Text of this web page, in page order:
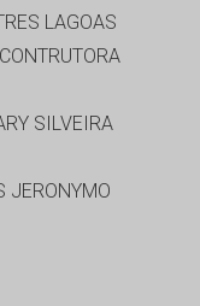
LAGOAS
SILVEIRA
JERONYMO